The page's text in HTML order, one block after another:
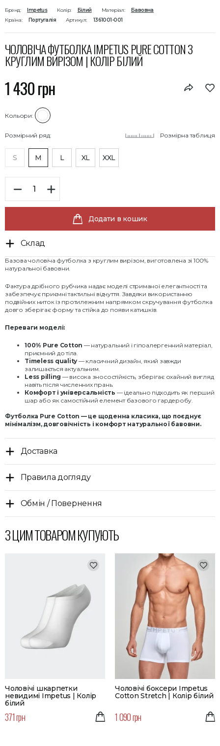
Бренд: Impetus Колір: Білий Матеріал:
Бавовна
Країна:
Португалія Артикул: 1361001-001
ЧОЛОВІЧА ФУТБОЛКА IMPETUS PURE COTTON З
КРУГЛИМ ВИРІЗОМ | КОЛІР БІЛИЙ
1 430 грн
Кольори:
Розмірний ряд: Розмірна таблиця
S M L XL XXL
Додати в кошик
Склад
Базова чоловіча футболка з круглим вирізом, виготовлена зі 100%
натуральної бавовни.
Фактура дрібного рубчика надає моделі стриманої елегантності та
забезпечує приємні тактильні відчуття. Завдяки використанню
подвійних ниток із протилежним напрямком скручування футболка
довго зберігає форму та стійка до появи катишків.
Переваги моделі:
100% Pure Cotton — натуральний і гіпоалергенний матеріал,
приємний до тіла.
Timeless quality — класичний дизайн, який завжди
залишається актуальним.
Less pilling — висока зносостійкість, зберігає охайний вигляд
навіть після численних прань.
Комфорт і універсальність — ідеально підходить як перший
шар або як самостійний елемент базового гардеробу.
Футболка Pure Cotton — це щоденна класика, що поєднує
мінімалізм, довговічність і комфорт натуральної бавовни.
Доставка
Правила догляду
Обмін / Повернення
З ЦИМ ТОВАРОМ КУПУЮТЬ
Чоловічі шкарпетки
невидимі Impetus | Колір
білий
371 грн
Чоловічі боксери Impetus
Cotton Stretch | Колір білий
1 090 грн